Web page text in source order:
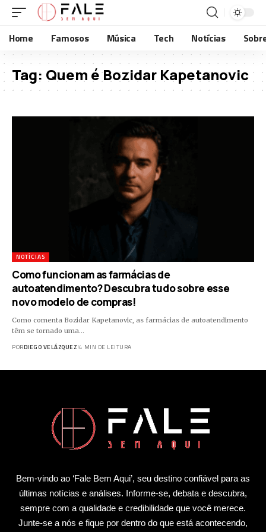
Home Famosos Música Tech Notícias
Tag: Quem é Bozidar Kapetanovic
NOTÍCIAS
Como funcionam as farmácias de
autoatendimento? Descubra tudo sobre esse
novo modelo de compras!
Como comenta Bozidar Kapetanovic, as farmácias de autoatendimento
têm se tornado uma…
PORDIEGO VELÁZQUEZ 4 MIN DE LEITURA
Bem-vindo ao ‘Fale Bem Aqui’, seu destino confiável para as
últimas notícias e análises. Informe-se, debata e descubra,
sempre com a qualidade e credibilidade que você merece.
Junte-se a nós e fique por dentro do que está acontecendo,